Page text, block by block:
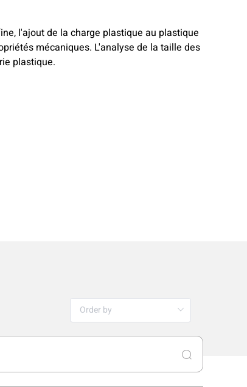
l'ajout de la charge plastique au plastique
mécaniques. L'analyse de la taille des
plastique.